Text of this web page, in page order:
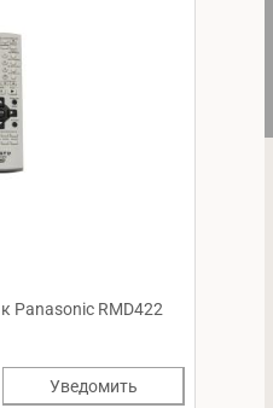
Panasonic RMD422
Уведомить